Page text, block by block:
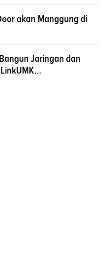
akan Manggung di
Jaringan dan